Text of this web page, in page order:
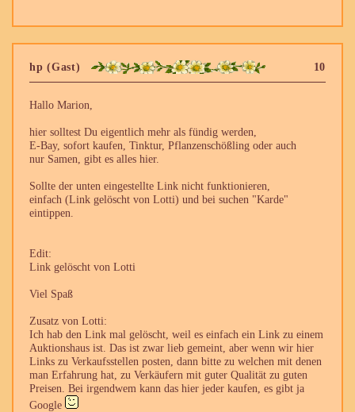
10
hp (Gast)
Hallo Marion,
hier solltest Du eigentlich mehr als fündig werden,
E-Bay, sofort kaufen, Tinktur, Pflanzenschößling oder auch
nur Samen, gibt es alles hier.
Sollte der unten eingestellte Link nicht funktionieren,
einfach (Link gelöscht von Lotti) und bei suchen "Karde"
eintippen.
Edit:
Link gelöscht von Lotti
Viel Spaß
Zusatz von Lotti:
Ich hab den Link mal gelöscht, weil es einfach ein Link zu einem
Auktionshaus ist. Das ist zwar lieb gemeint, aber wenn wir hier
Links zu Verkaufsstellen posten, dann bitte zu welchen mit denen
man Erfahrung hat, zu Verkäufern mit guter Qualität zu guten
Preisen. Bei irgendwem kann das hier jeder kaufen, es gibt ja
Google